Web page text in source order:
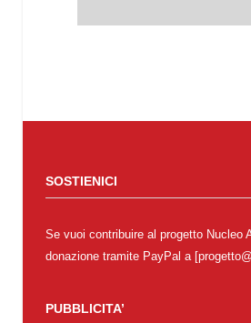
SOSTIENICI
Se vuoi contribuire al progetto Nucleo
donazione tramite PayPal a
PUBBLICITA’